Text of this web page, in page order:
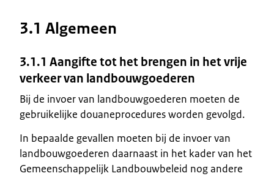
3.1 Algemeen
3.1.1 Aangifte tot het brengen in het vrije
verkeer van landbouwgoederen
Bij de invoer van landbouwgoederen moeten de
gebruikelijke douaneprocedures worden gevolgd.
In bepaalde gevallen moeten bij de invoer van
landbouwgoederen daarnaast in het kader van het
Gemeenschappelijk Landbouwbeleid nog andere